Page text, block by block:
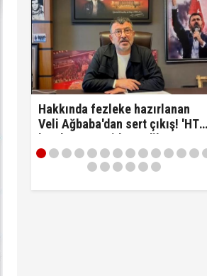
Hakkında fezleke hazırlanan
Veli Ağbaba'dan sert çıkış! 'HTS
kaydım varsa idam edilmeye
razıyım'